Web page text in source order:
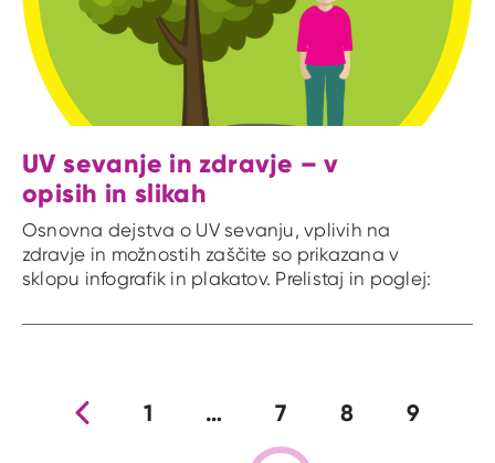
UV sevanje in zdravje – v
opisih in slikah
Osnovna dejstva o UV sevanju, vplivih na
zdravje in možnostih zaščite so prikazana v
sklopu infografik in plakatov. Prelistaj in poglej:
Prejšnja stran
1 … 7 8 9